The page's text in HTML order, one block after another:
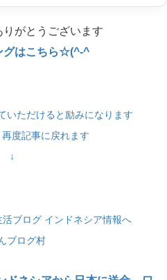
がとうございます
グはこちら☆(^-^
いただけると励みになります
度記事に戻れます
↓
ブログ村